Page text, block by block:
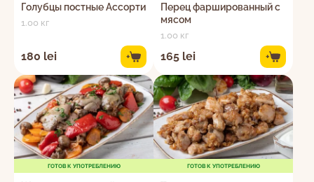
Голубцы постные Ассорти
1.00 кг
180 lei +
Перец фаршированный с
мясом
1.00 кг
165 lei +
ГОТОВ К УПОТРЕБЛЕНИЮ ГОТОВ К УПОТРЕБЛЕНИЮ